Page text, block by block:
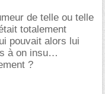
de telle ou telle
totalement
pouvait alors lui
à on insu
?